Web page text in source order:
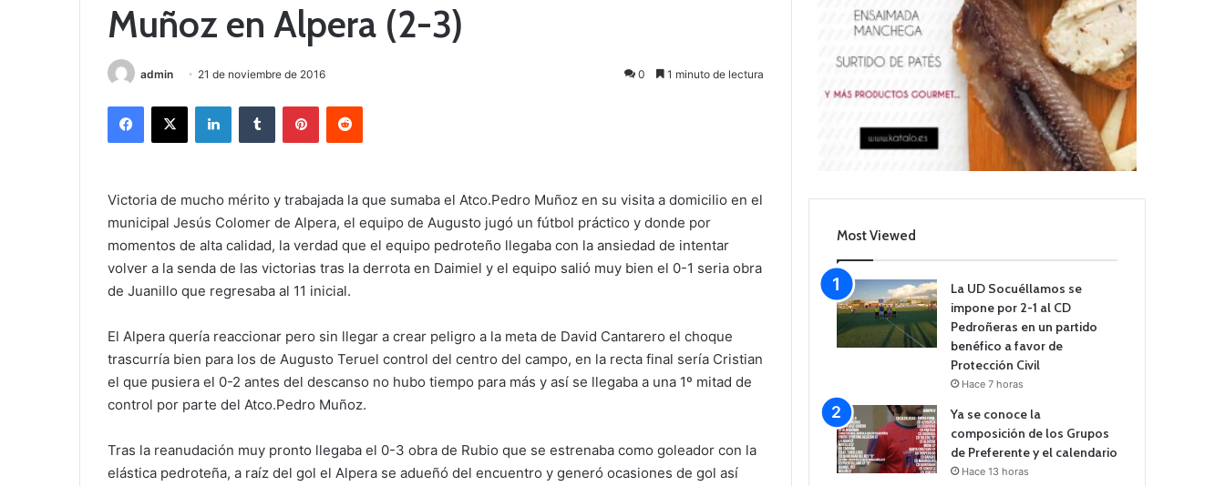
Muñoz en Alpera (2-3)
admin 21 de noviembre de 2016 0 1 minuto de lectura
Victoria de mucho mérito y trabajada la que sumaba el Atco.Pedro Muñoz en su visita a domicilio en el
municipal Jesús Colomer de Alpera, el equipo de Augusto jugó un fútbol práctico y donde por
momentos de alta calidad, la verdad que el equipo pedroteño llegaba con la ansiedad de intentar
volver a la senda de las victorias tras la derrota en Daimiel y el equipo salió muy bien el 0-1 seria obra
de Juanillo que regresaba al 11 inicial.
El Alpera quería reaccionar pero sin llegar a crear peligro a la meta de David Cantarero el choque
trascurría bien para los de Augusto Teruel control del centro del campo, en la recta final sería Cristian
el que pusiera el 0-2 antes del descanso no hubo tiempo para más y así se llegaba a una 1º mitad de
control por parte del Atco.Pedro Muñoz.
Tras la reanudación muy pronto llegaba el 0-3 obra de Rubio que se estrenaba como goleador con la
elástica pedroteña, a raíz del gol el Alpera se adueñó del encuentro y generó ocasiones de gol así
Most Viewed
La UD Socuéllamos se
impone por 2-1 al CD
Pedroñeras en un partido
benéfico a favor de
Protección Civil
Hace 7 horas
Ya se conoce la
composición de los Grupos
de Preferente y el calendario
Hace 13 horas